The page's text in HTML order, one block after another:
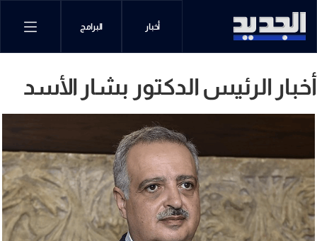
أخبار البرامج
أخبار الرئيس الدكتور بشار الأسد